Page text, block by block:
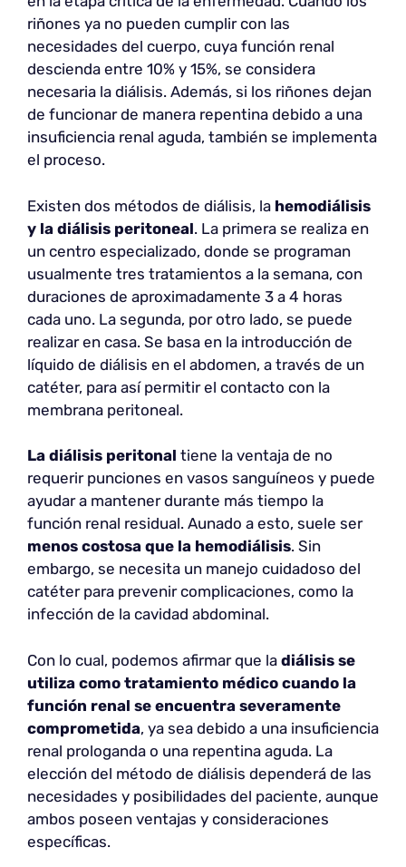
riñones ya no pueden cumplir con las
necesidades del cuerpo, cuya función renal
descienda entre 10% y 15%, se considera
necesaria la diálisis. Además, si los riñones dejan
de funcionar de manera repentina debido a una
insuficiencia renal aguda, también se implementa
el proceso.
Existen dos métodos de diálisis, la hemodiálisis
y la diálisis peritoneal. La primera se realiza en
un centro especializado, donde se programan
usualmente tres tratamientos a la semana, con
duraciones de aproximadamente 3 a 4 horas
cada uno. La segunda, por otro lado, se puede
realizar en casa. Se basa en la introducción de
líquido de diálisis en el abdomen, a través de un
catéter, para así permitir el contacto con la
membrana peritoneal.
La diálisis peritonal tiene la ventaja de no
requerir punciones en vasos sanguíneos y puede
ayudar a mantener durante más tiempo la
función renal residual. Aunado a esto, suele ser
menos costosa que la hemodiálisis. Sin
embargo, se necesita un manejo cuidadoso del
catéter para prevenir complicaciones, como la
infección de la cavidad abdominal.
Con lo cual, podemos afirmar que la diálisis se
utiliza como tratamiento médico cuando la
función renal se encuentra severamente
comprometida, ya sea debido a una insuficiencia
renal prologanda o una repentina aguda. La
elección del método de diálisis dependerá de las
necesidades y posibilidades del paciente, aunque
ambos poseen ventajas y consideraciones
específicas.